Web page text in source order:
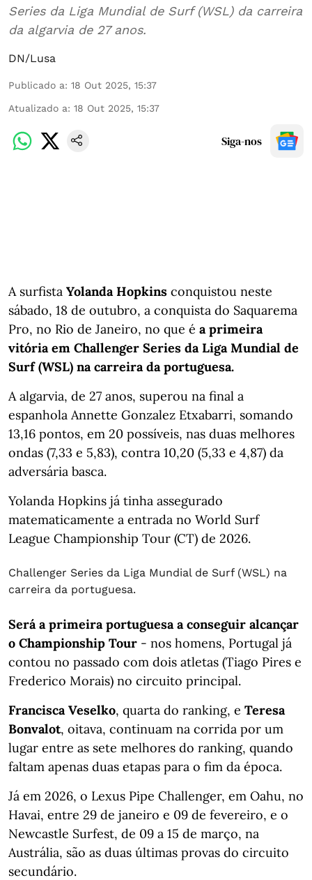
Series da Liga Mundial de Surf (WSL) da carreira
da algarvia de 27 anos.
DN/Lusa
Publicado a: 18 Out 2025, 15:37
Atualizado a: 18 Out 2025, 15:37
Siga-nos
A surfista Yolanda Hopkins conquistou neste
sábado, 18 de outubro, a conquista do Saquarema
Pro, no Rio de Janeiro, no que é a primeira
vitória em Challenger Series da Liga Mundial de
Surf (WSL) na carreira da portuguesa.
A algarvia, de 27 anos, superou na final a
espanhola Annette Gonzalez Etxabarri, somando
13,16 pontos, em 20 possíveis, nas duas melhores
ondas (7,33 e 5,83), contra 10,20 (5,33 e 4,87) da
adversária basca.
Yolanda Hopkins já tinha assegurado
matematicamente a entrada no World Surf
League Championship Tour (CT) de 2026.
Challenger Series da Liga Mundial de Surf (WSL) na
carreira da portuguesa.
Será a primeira portuguesa a conseguir alcançar
o Championship Tour - nos homens, Portugal já
contou no passado com dois atletas (Tiago Pires e
Frederico Morais) no circuito principal.
Francisca Veselko, quarta do ranking, e Teresa
Bonvalot, oitava, continuam na corrida por um
lugar entre as sete melhores do ranking, quando
faltam apenas duas etapas para o fim da época.
Já em 2026, o Lexus Pipe Challenger, em Oahu, no
Havai, entre 29 de janeiro e 09 de fevereiro, e o
Newcastle Surfest, de 09 a 15 de março, na
Austrália, são as duas últimas provas do circuito
secundário.